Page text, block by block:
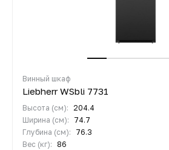
Винный шкаф
Liebherr WSbli 7731
Высота (см): 204.4
Ширина (см):
74.7
Глубина (см):
76.3
Вес (кг):
86